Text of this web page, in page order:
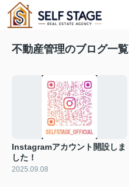
不動産管理のブログ一覧
Instagramアカウント開設しま
した！
2025.09.08